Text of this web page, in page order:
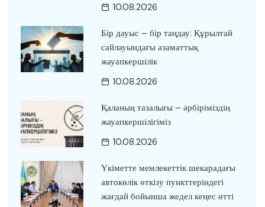
10.08.2026
Бір дауыс – бір таңдау: Құрылтай
сайлауындағы азаматтық
жауапкершілік
10.08.2026
Қаланың тазалығы – әрбіріміздің
жауапкершілігіміз
10.08.2026
Үкіметте мемлекеттік шекарадағы
автокөлік өткізу пункттеріндегі
жағдай бойынша жедел кеңес өтті